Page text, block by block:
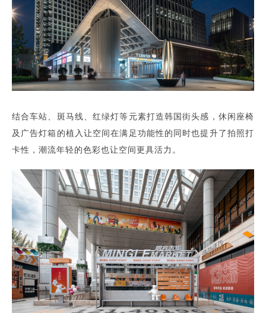
结合车站、斑马线、红绿灯等元素打造韩国街头感，休闲座椅
及广告灯箱的植入让空间在满足功能性的同时也提升了拍照打
卡性，潮流年轻的色彩也让空间更具活力。